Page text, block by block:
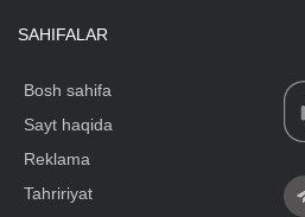
SAHIFALAR
Bosh sahifa
Sayt haqida
Reklama
Tahririyat